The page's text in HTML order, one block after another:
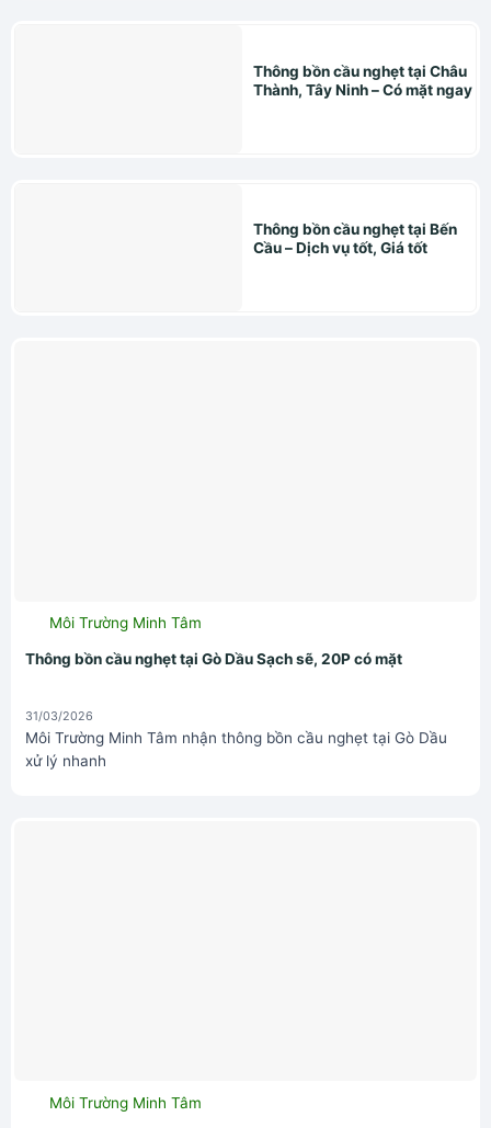
Thông bồn cầu nghẹt tại Châu
Thành, Tây Ninh – Có mặt ngay
Thông bồn cầu nghẹt tại Bến
Cầu – Dịch vụ tốt, Giá tốt
Môi Trường Minh Tâm
Thông bồn cầu nghẹt tại Gò Dầu Sạch sẽ, 20P có mặt
31/03/2026
Môi Trường Minh Tâm nhận thông bồn cầu nghẹt tại Gò Dầu
xử lý nhanh
Môi Trường Minh Tâm